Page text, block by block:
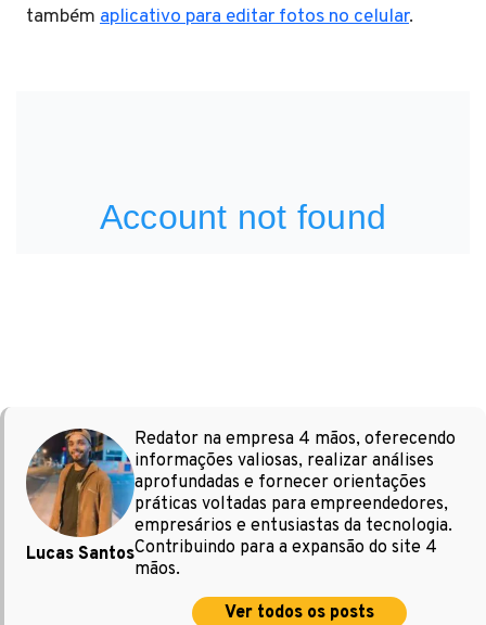
também aplicativo para editar fotos no celular.
Lucas Santos
Redator na empresa 4 mãos, oferecendo
informações valiosas, realizar análises
aprofundadas e fornecer orientações
práticas voltadas para empreendedores,
empresários e entusiastas da tecnologia.
Contribuindo para a expansão do site 4
mãos.
Ver todos os posts